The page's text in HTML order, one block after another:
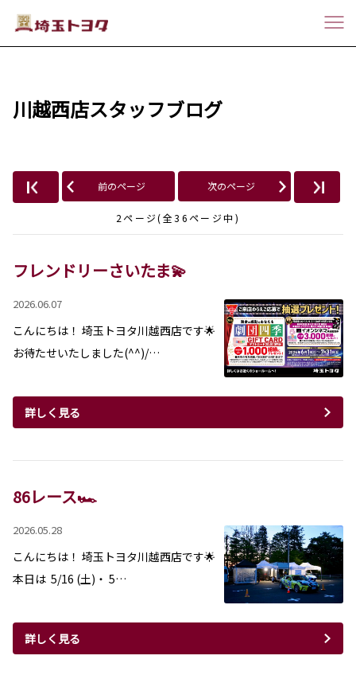
川越西店スタッフブログ
前のページ 次のページ
2ページ(全36ページ中)
フレンドリーさいたま💫
2026.06.07
こんにちは！ 埼玉トヨタ川越西店です🌟
お待たせいたしました(^^)/…
詳しく見る
86レース🏎️
2026.05.28
こんにちは！ 埼玉トヨタ川越西店です🌟
本日は 5/16 (土)・ 5…
詳しく見る